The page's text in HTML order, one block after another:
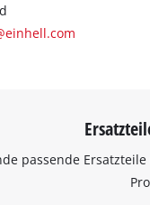
passende